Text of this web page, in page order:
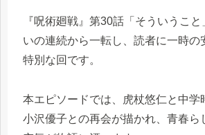
『呪術廻戦』第30話「そういうこ
いの連続から一転し、読者に一時の
特別な回です。
本エピソードでは、虎杖悠仁と中学
小沢優子との再会が描かれ、青春ら